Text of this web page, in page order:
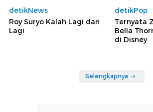
detikNews
Roy Suryo Kalah Lagi dan
Lagi
detikPop
Ternyata
Bella
di Disney
Selengkapnya